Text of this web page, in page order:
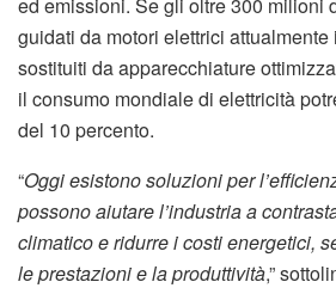
guidati da motori elettrici
sostituiti da apparecchiature
il consumo mondiale di elettricità
del 10 percento.
“Oggi esistono soluzioni per
possono aiutare l’industria a
climatico e ridurre i costi energetici,
le prestazioni e la produttività,”